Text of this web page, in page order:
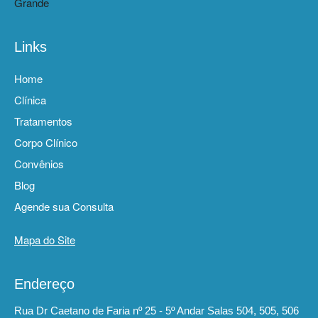
Links
Home
Clínica
Tratamentos
Corpo Clínico
Convênios
Blog
Agende sua Consulta
Mapa do Site
Endereço
Rua Dr Caetano de Faria nº 25 - 5º Andar Salas 504, 505, 506